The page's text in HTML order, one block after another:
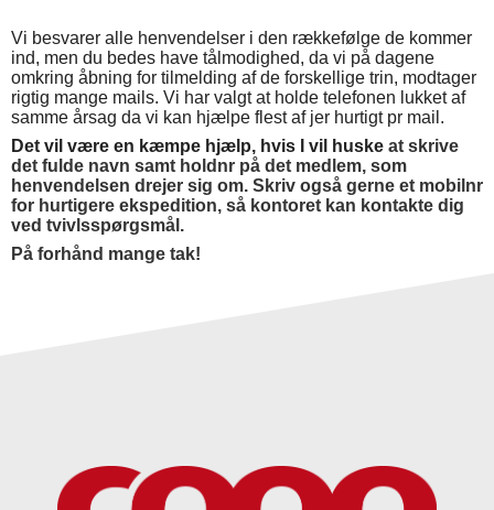
Vi besvarer alle henvendelser i den rækkefølge de kommer
ind, men du bedes have tålmodighed, da vi på dagene
omkring åbning for tilmelding af de forskellige trin, modtager
rigtig mange mails. Vi har valgt at holde telefonen lukket af
samme årsag da vi kan hjælpe flest af jer hurtigt pr mail.
Det vil være en kæmpe hjælp, hvis I vil huske at skrive
det fulde navn samt holdnr på det medlem, som
henvendelsen drejer sig om. Skriv også gerne et mobilnr
for hurtigere ekspedition, så kontoret kan kontakte dig
ved tvivlsspørgsmål.
På forhånd mange tak!